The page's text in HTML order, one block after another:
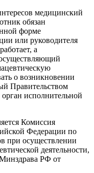
медицинский
обязан
форме
или руководителя
а
о возникновении
Правительством
исполнительной
Комиссия
Федерации по
при осуществлении
деятельности,
РФ от